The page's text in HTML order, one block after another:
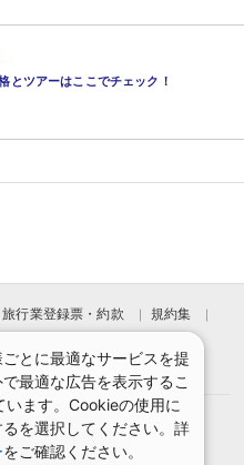
とツアーはここでチェック！
旅行業登録票・約款 規約集
申込みまでの手順
とに最適なサービスを提
最適な広告を表示するこ
ます。Cookieの使用に
を選択してください。詳
をご確認ください。